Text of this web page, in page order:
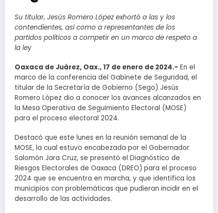
Su titular, Jesús Romero López exhortó a las y los
contendientes, así como a representantes de los
partidos políticos a competir en un marco de respeto a
la ley
Oaxaca de Juárez, Oax., 17 de enero de 2024.- En el
marco de la conferencia del Gabinete de Seguridad, el
titular de la Secretaría de Gobierno (Sego) Jesús
Romero López dio a conocer los avances alcanzados en
la Mesa Operativa de Seguimiento Electoral (MOSE)
para el proceso electoral 2024.
Destacó que este lunes en la reunión semanal de la
MOSE, la cual estuvo encabezada por el Gobernador
Salomón Jara Cruz, se presentó el Diagnóstico de
Riesgos Electorales de Oaxaca (DREO) para el proceso
2024 que se encuentra en marcha, y que identifica los
municipios con problemáticas que pudieran incidir en el
desarrollo de las actividades.